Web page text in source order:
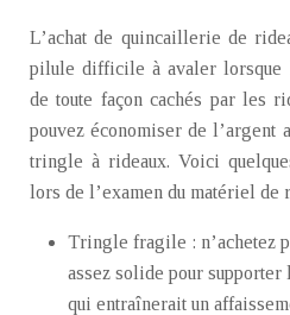
L’achat de quincaillerie de
pilule difficile à avaler lorsque
de toute façon cachés par les
pouvez économiser de l’argent
tringle à rideaux. Voici
lors de l’examen du matériel de
Tringle fragile : n’achetez
assez solide pour
qui entraînerait un